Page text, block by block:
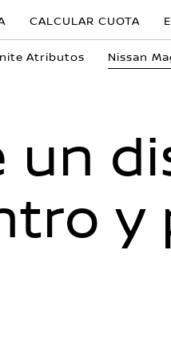
CALCULAR CUOTA
Atributos Nissan
un
y